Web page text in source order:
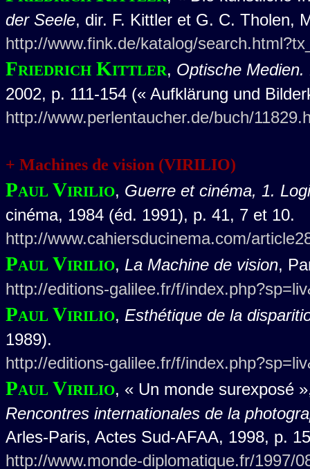
der Seele, dir. F. Kittler et G. C. Tholen,
http://www.fink.de/katalog/
Friedrich Kittler, Optische
2002, p. 111-154 (« Aufklärung und
http://www.perlentaucher.de/buch/
+ Machines de vision (VIRILIO)
Paul Virilio, Guerre et cinéma, 1.
cinéma, 1984 (éd. 1991), p. 41, 7 et 10.
http://www.cahiersducinema.com/
Paul Virilio, La Machine de vision,
http://editions-galilee.fr/f/
Paul Virilio, Esthétique de la
1989).
http://editions-galilee.fr/f/
Paul Virilio, « Un monde surexposé
Rencontres internationales de la
Arles-Paris, Actes Sud-AFAA, 1998, p.
http://www.monde-diplomatique.fr/1997/